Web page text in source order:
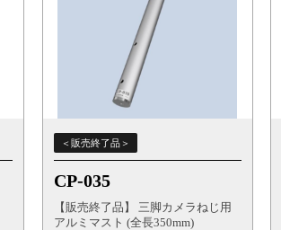
＜販売終了品＞
CP-035
【販売終了品】 三脚カメラねじ用
アルミマスト (全長350mm)